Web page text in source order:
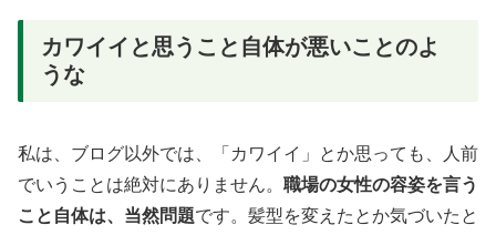
カワイイと思うこと自体が悪いことのよ
うな
私は、ブログ以外では、「カワイイ」とか思っても、人前
でいうことは絶対にありません。 職場の女性の容姿を言う
こと自体は、当然問題です。髪型を変えたとか気づいたと